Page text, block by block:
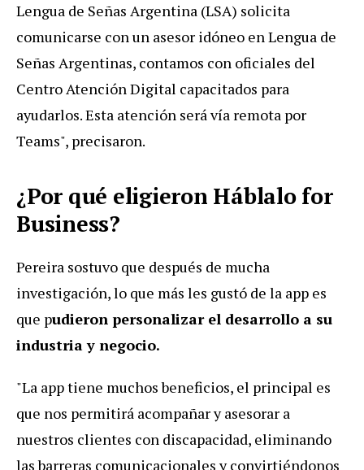
Lengua de Señas Argentina (LSA) solicita
comunicarse con un asesor idóneo en Lengua de
Señas Argentinas, contamos con oficiales del
Centro Atención Digital capacitados para
ayudarlos. Esta atención será vía remota por
Teams", precisaron.
¿Por qué eligieron Háblalo for
Business?
Pereira sostuvo que después de mucha
investigación, lo que más les gustó de la app es
que pudieron personalizar el desarrollo a su
industria y negocio.
"La app tiene muchos beneficios, el principal es
que nos permitirá acompañar y asesorar a
nuestros clientes con discapacidad, eliminando
las barreras comunicacionales y convirtiéndonos